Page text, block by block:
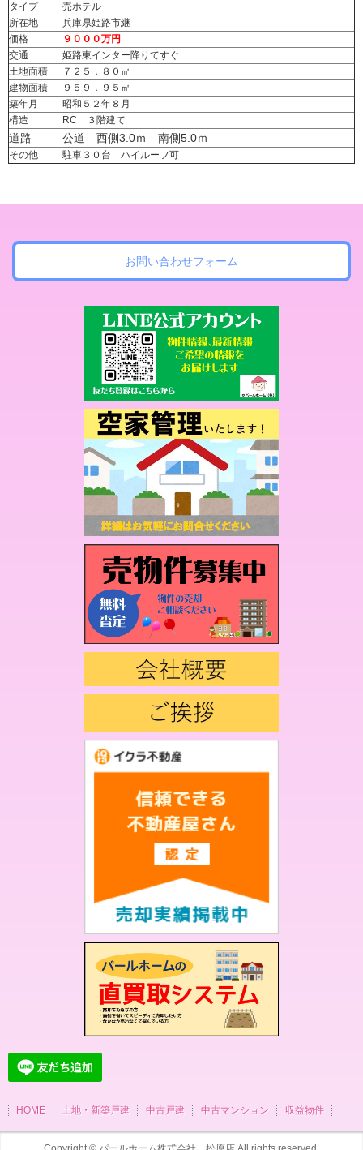
タイプ
売ホテル
所在地
兵庫県姫路市継
価格
９０００万円
交通
姫路東インター降りてすぐ
土地面積
７２５．８０㎡
建物面積
９５９．９５㎡
築年月
昭和５２年８月
構造
RC ３階建て
道路 公道 西側3.0ｍ 南側5.0ｍ
その他 駐車３０台 ハイルーフ可
お問い合わせフォーム
HOME 土地・新築戸建 中古戸建 中古マンション 収益物件